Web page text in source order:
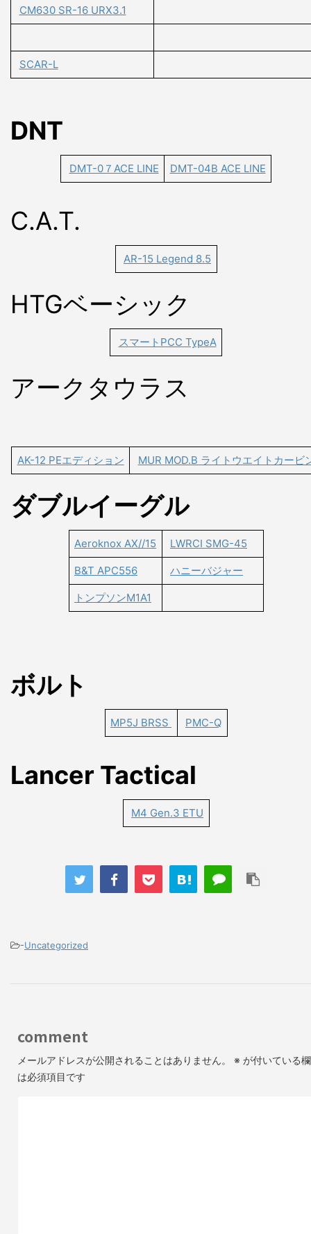
CM630 SR-16 URX3.1
SCAR-L
DNT
DMT-0７ACE LINE DMT-04B ACE LINE
C.A.T.
AR-15 Legend 8.5
HTGベーシック
スマートPCC TypeA
アークタウラス
AK-12 PEエディション MUR MOD.B ライトウエイトカービ
ダブルイーグル
Aeroknox AX//15 LWRCI SMG-45
B&T APC556 ハニーバジャー
トンプソンM1A1
ボルト
MP5J BRSS PMC-Q
Lancer Tactical
M4 Gen.3 ETU
-Uncategorized
comment
メールアドレスが公開されることはありません。 ※ が付いている欄
は必須項目です